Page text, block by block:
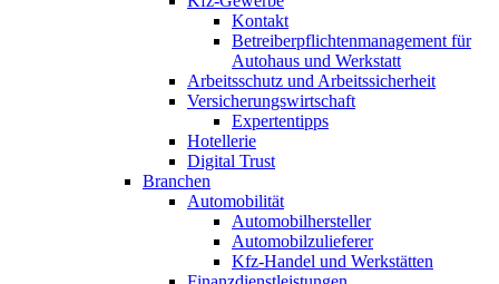
Kontakt
Betreiberpflichtenmanagement für
Autohaus und Werkstatt
Arbeitsschutz und Arbeitssicherheit
Versicherungswirtschaft
Expertentipps
Hotellerie
Digital Trust
Branchen
Automobilität
Automobilhersteller
Automobilzulieferer
Kfz-Handel und Werkstätten